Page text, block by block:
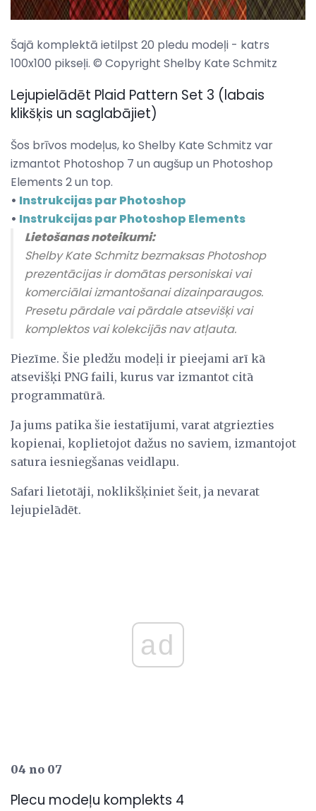
Šajā komplektā ietilpst 20 pledu modeļi - katrs
100x100 pikseļi. © Copyright Shelby Kate Schmitz
Lejupielādēt Plaid Pattern Set 3 (labais
klikšķis un saglabājiet)
Šos brīvos modeļus, ko Shelby Kate Schmitz var
izmantot Photoshop 7 un augšup un Photoshop
Elements 2 un top.
• Instrukcijas par Photoshop
• Instrukcijas par Photoshop Elements
Lietošanas noteikumi:
Shelby Kate Schmitz bezmaksas Photoshop
prezentācijas ir domātas personiskai vai
komerciālai izmantošanai dizainparaugos.
Presetu pārdale vai pārdale atsevišķi vai
komplektos vai kolekcijās nav atļauta.
Piezīme. Šie pledžu modeļi ir pieejami arī kā
atsevišķi PNG faili, kurus var izmantot citā
programmatūrā.
Ja jums patika šie iestatījumi, varat atgriezties
kopienai, koplietojot dažus no saviem, izmantojot
satura iesniegšanas veidlapu.
Safari lietotāji, noklikšķiniet šeit, ja nevarat
lejupielādēt.
ad
04 no 07
Plecu modeļu komplekts 4